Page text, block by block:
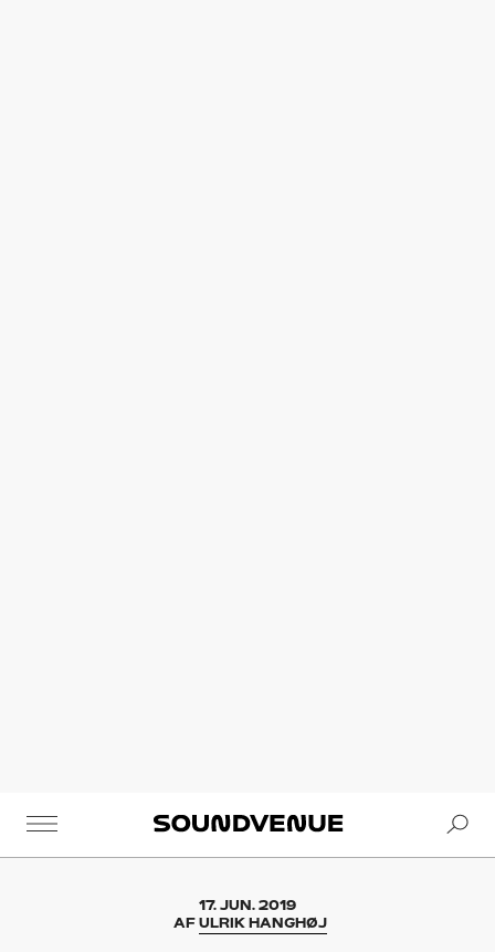
Soundvenue
17. JUN. 2019
AF ULRIK HANGHØJ